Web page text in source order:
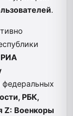
.
РИА
РБК,
Z: Военкоры